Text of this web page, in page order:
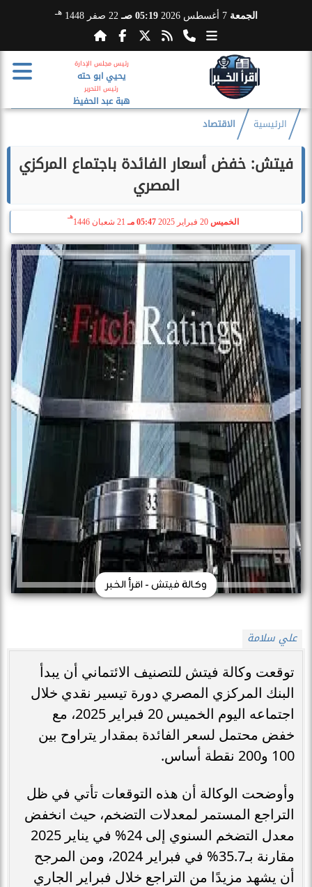
الجمعة 7 أغسطس 2026 05:19 صـ 22 صفر 1448 هـ
رئيس مجلس الإدارة
يحيي ابو حته
رئيس التحرير
هبة عبد الحفيظ
الرئيسية الاقتصاد
فيتش: خفض أسعار الفائدة باجتماع المركزي
المصري
الخميس 05:47 مـ 21 شعبان 1446
هـ
وكالة فيتش - اقرأ الخبر
علي سلامة
توقعت وكالة فيتش للتصنيف الائتماني أن يبدأ
البنك المركزي المصري دورة تيسير نقدي خلال
اجتماعه اليوم الخميس 20 فبراير 2025، مع
خفض محتمل لسعر الفائدة بمقدار يتراوح بين
100 و200 نقطة أساس.
وأوضحت الوكالة أن هذه التوقعات تأتي في ظل
التراجع المستمر لمعدلات التضخم، حيث انخفض
معدل التضخم السنوي إلى 24% في يناير 2025
مقارنة بـ35.7% في فبراير 2024، ومن المرجح
أن يشهد مزيدًا من التراجع خلال فبراير الجاري